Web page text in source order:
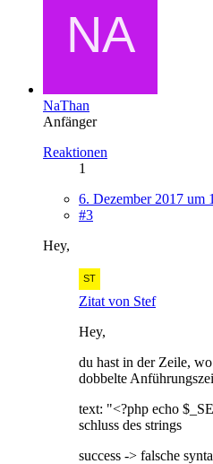
NaThan
Anfänger
Reaktionen
1
6. Dezember 2017 um
#3
Hey,
Zitat von Stef
Hey,
du hast in der Zeile,
dobbelte
text: "<?php echo
schluss des strings
success -> falsche